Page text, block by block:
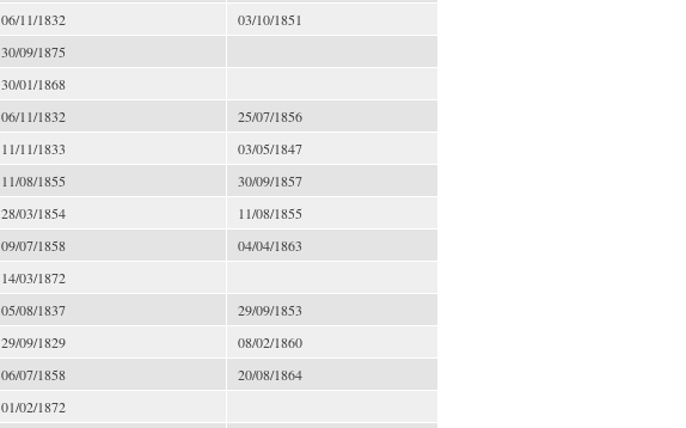
06/11/1832
03/10/1851
30/09/1875
30/01/1868
06/11/1832
25/07/1856
11/11/1833
03/05/1847
11/08/1855
30/09/1857
28/03/1854
11/08/1855
09/07/1858
04/04/1863
14/03/1872
05/08/1837
29/09/1853
29/09/1829
08/02/1860
06/07/1858
20/08/1864
01/02/1872